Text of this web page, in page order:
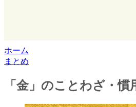
ホーム
まとめ
「金」のことわざ・